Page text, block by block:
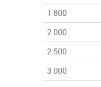
1 800
2 000
2 500
3 000